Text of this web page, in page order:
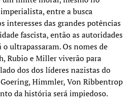
entre a busca
interesses das grandes potências
fascista, então as autoridades
ultrapassaram. Os nomes de
Rubio e Miller viverão para
dos dos líderes nazistas do
Himmler, Von Ribbentrop
da história será impiedoso.